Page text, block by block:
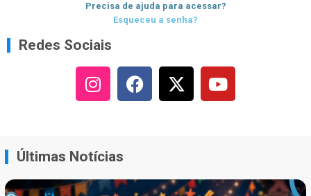
Precisa de ajuda para acessar?
Esqueceu a senha?
Redes Sociais
Últimas Notícias